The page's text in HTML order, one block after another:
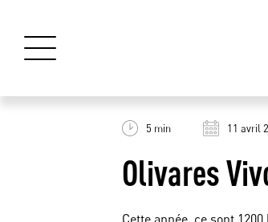
5 min 11 avril
Olivares
Cette année, ce sont